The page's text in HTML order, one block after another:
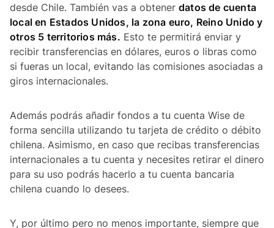
desde Chile. También vas a obtener datos de cuenta
local en Estados Unidos, la zona euro, Reino Unido y
otros 5 territorios más. Esto te permitirá enviar y
recibir transferencias en dólares, euros o libras como
si fueras un local, evitando las comisiones asociadas a
giros internacionales.
Además podrás añadir fondos a tu cuenta Wise de
forma sencilla utilizando tu tarjeta de crédito o débito
chilena. Asimismo, en caso que recibas transferencias
internacionales a tu cuenta y necesites retirar el dinero
para su uso podrás hacerlo a tu cuenta bancaria
chilena cuando lo desees.
Y, por último pero no menos importante, siempre que